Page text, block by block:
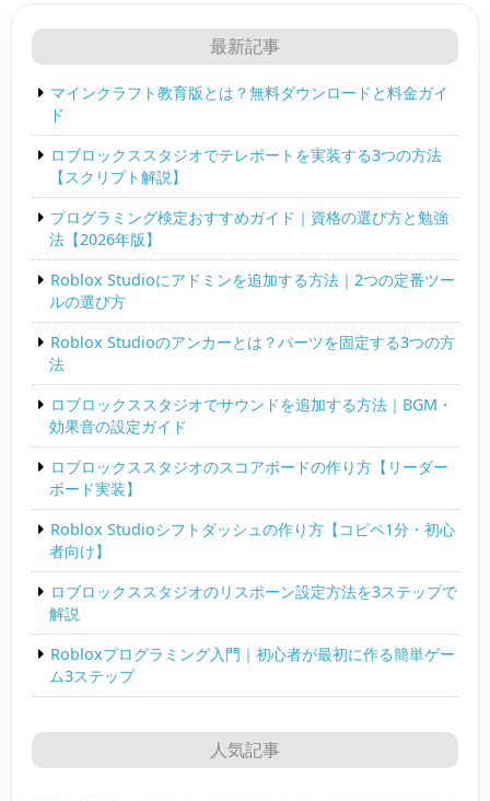
最新記事
マインクラフト教育版とは？無料ダウンロードと料金ガイ
ド
ロブロックススタジオでテレポートを実装する3つの方法
【スクリプト解説】
プログラミング検定おすすめガイド｜資格の選び方と勉強
法【2026年版】
Roblox Studioにアドミンを追加する方法｜2つの定番ツー
ルの選び方
Roblox Studioのアンカーとは？パーツを固定する3つの方
法
ロブロックススタジオでサウンドを追加する方法｜BGM・
効果音の設定ガイド
ロブロックススタジオのスコアボードの作り方【リーダー
ボード実装】
Roblox Studioシフトダッシュの作り方【コピペ1分・初心
者向け】
ロブロックススタジオのリスポーン設定方法を3ステップで
解説
Robloxプログラミング入門｜初心者が最初に作る簡単ゲー
ム3ステップ
人気記事